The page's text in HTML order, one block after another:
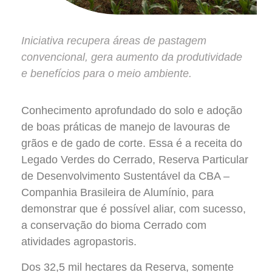
Iniciativa recupera áreas de pastagem
convencional, gera aumento da produtividade
e benefícios para o meio ambiente.
Conhecimento aprofundado do solo e adoção
de boas práticas de manejo de lavouras de
grãos e de gado de corte. Essa é a receita do
Legado Verdes do Cerrado, Reserva Particular
de Desenvolvimento Sustentável da CBA –
Companhia Brasileira de Alumínio, para
demonstrar que é possível aliar, com sucesso,
a conservação do bioma Cerrado com
atividades agropastoris.
Dos 32,5 mil hectares da Reserva, somente